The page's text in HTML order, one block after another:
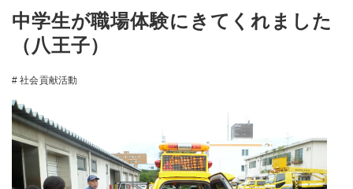
中学生が職場体験にきてくれました
（八王子）
# 社会貢献活動